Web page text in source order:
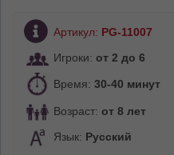
Артикул: PG-11007
Игроки: от 2 до 6
Время: 30-40 минут
Возраст: от 8 лет
Язык: Русский